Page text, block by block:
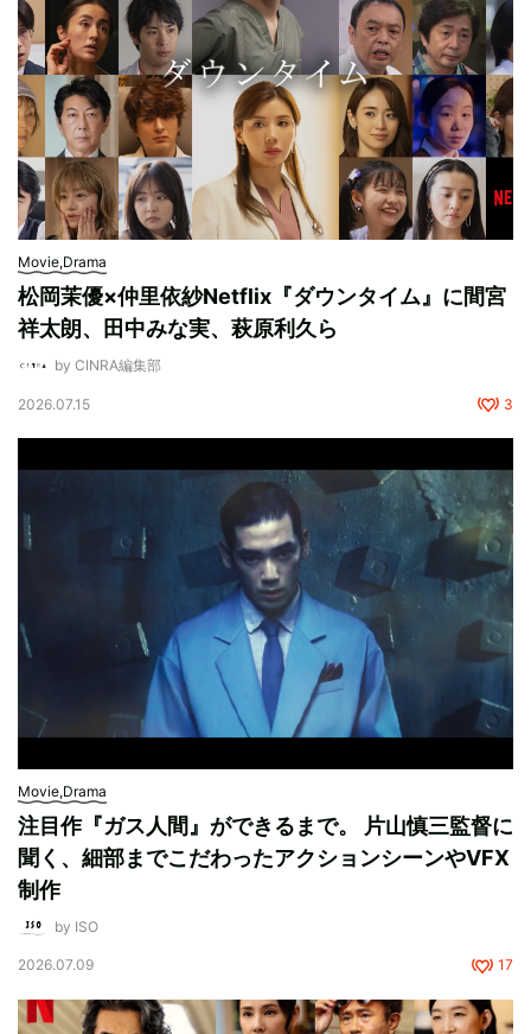
Movie,Drama
松岡茉優×仲里依紗Netflix『ダウンタイム』に間宮
祥太朗、田中みな実、萩原利久ら
by CINRA編集部
2026.07.15 3
Movie,Drama
注目作『ガス人間』ができるまで。 片山慎三監督に
聞く、細部までこだわったアクションシーンやVFX
制作
by ISO
2026.07.09 17